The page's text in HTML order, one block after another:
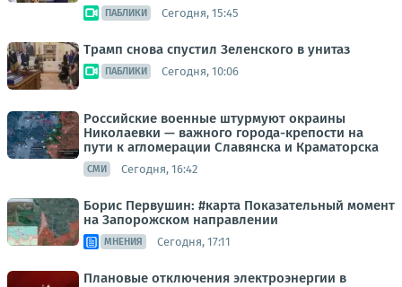
ПАБЛИКИ Сегодня, 15:45
Трамп снова спустил Зеленского в унитаз
ПАБЛИКИ Сегодня, 10:06
Российские военные штурмуют окраины
Николаевки — важного города-крепости на
пути к агломерации Славянска и Краматорска
СМИ Сегодня, 16:42
Борис Первушин: #карта Показательный момент
на Запорожском направлении
МНЕНИЯ Сегодня, 17:11
Плановые отключения электроэнергии в